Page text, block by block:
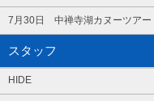
7月30日 中禅寺湖カヌーツアー
スタッフ
HIDE